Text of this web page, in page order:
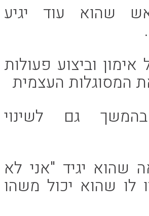
שהוא עוד יגיע
אימון וביצוע פעולות
המסוגלות העצמית
גם לשינוי
שהוא יגיד "אני לא
לו שהוא יכול משהו